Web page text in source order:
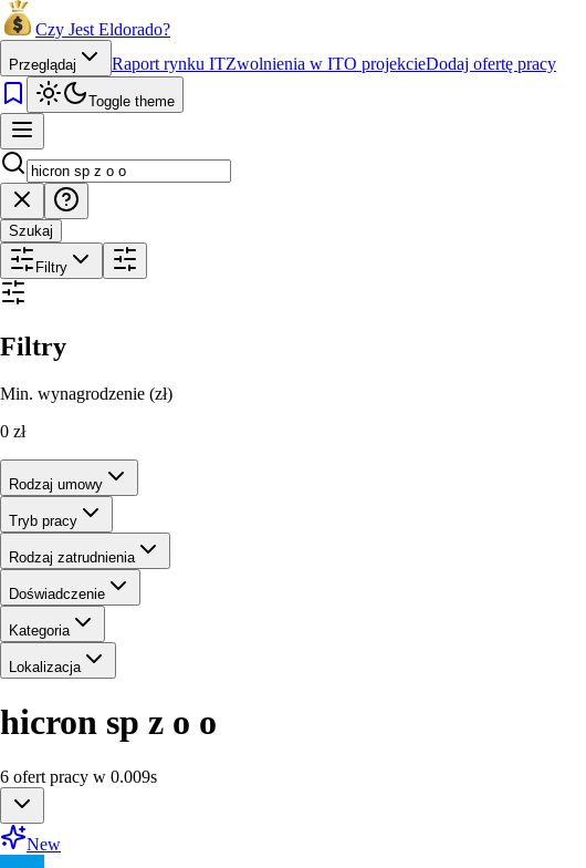
Czy Jest Eldorado?
Przeglądaj Raport rynku ITZwolnienia w ITO projekcieDodaj ofertę pracy
Toggle theme
Szukaj
Filtry
Filtry
Min. wynagrodzenie (zł)
0 zł
Rodzaj umowy
Tryb pracy
Rodzaj zatrudnienia
Doświadczenie
Kategoria
Lokalizacja
hicron sp z o o
6 ofert pracy w 0.009s
New